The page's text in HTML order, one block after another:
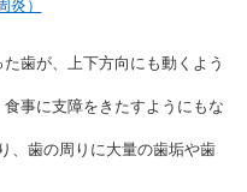
歯が、上下方向にも動くよう
事に支障をきたすようにもな
、歯の周りに大量の歯垢や歯